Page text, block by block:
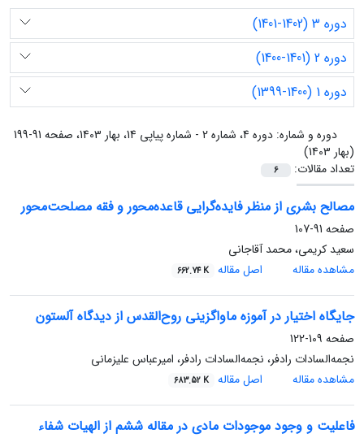
دوره 3 (1402-1401)
دوره 2 (1401-1400)
دوره 1 (1400-1399)
دوره و شماره:
دوره 4، شماره 2 - شماره پیاپی 14، بهار 1403، صفحه 91-199
(بهار 1403)
تعداد مقالات:
6
مصالح بشری از منظر فایده‌گرایی قاعده‌محور و فقه مصلحت‌محور
صفحه 91-107
سعید کریمی، محمد آقاجانی
مشاهده مقاله
اصل مقاله 662.74 K
جایگاه اختیار در آموزه ماواگزینی روح‌القدس از دیدگاه آلستون
صفحه 109-122
نجمه‌السادات رادفر، نجمه‌السادات رادفر، امیرعباس علیزمانی
مشاهده مقاله
اصل مقاله 683.52 K
فاعلیت و وجود موجودات مادی در مقاله ششم از الهیات شفاء